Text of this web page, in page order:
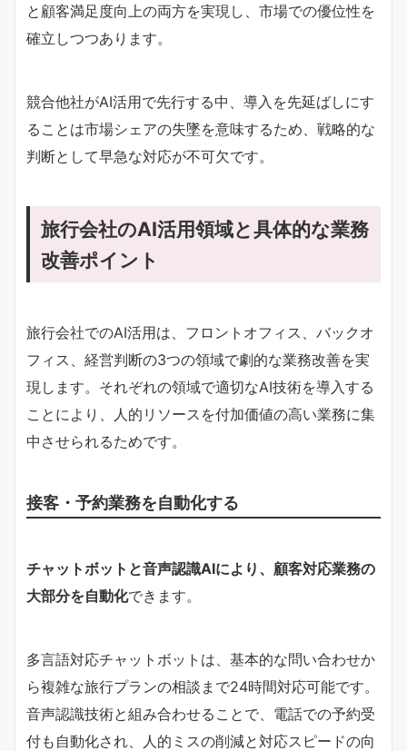
と顧客満足度向上の両方を実現し、市場での優位性を
確立しつつあります。
競合他社がAI活用で先行する中、導入を先延ばしにす
ることは市場シェアの失墜を意味するため、戦略的な
判断として早急な対応が不可欠です。
旅行会社のAI活用領域と具体的な業務
改善ポイント
旅行会社でのAI活用は、フロントオフィス、バックオ
フィス、経営判断の3つの領域で劇的な業務改善を実
現します。それぞれの領域で適切なAI技術を導入する
ことにより、人的リソースを付加価値の高い業務に集
中させられるためです。
接客・予約業務を自動化する
チャットボットと音声認識AIにより、顧客対応業務の
大部分を自動化できます。
多言語対応チャットボットは、基本的な問い合わせか
ら複雑な旅行プランの相談まで24時間対応可能です。
音声認識技術と組み合わせることで、電話での予約受
付も自動化され、人的ミスの削減と対応スピードの向